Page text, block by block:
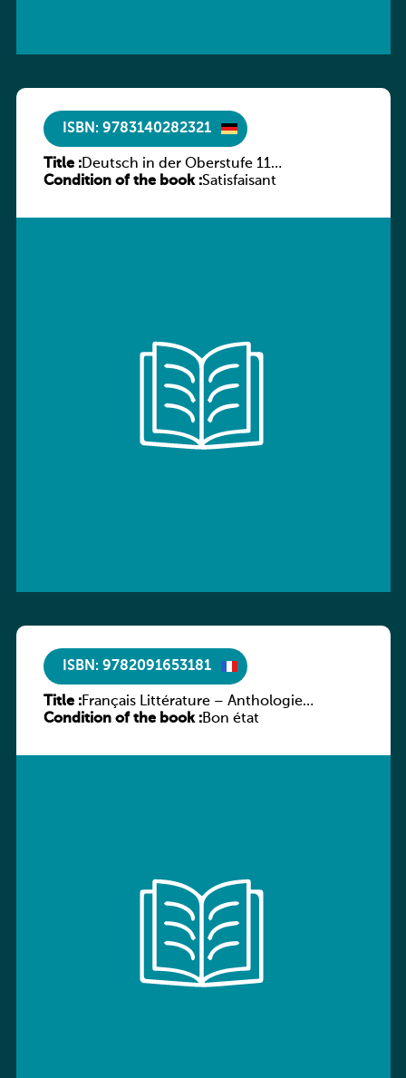
ISBN: 9783140282321
Title :Deutsch in der Oberstufe 11
(Schülerbuch) Ausgabe Bayern
Condition of the book :Satisfaisant
ISBN: 9782091653181
Title :Français Littérature – Anthologie
chronologique 2de/1re
Condition of the book :Bon état